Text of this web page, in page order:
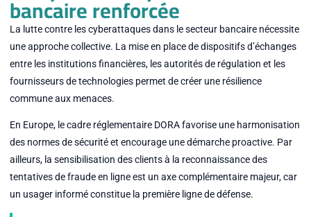
bancaire renforcée
La lutte contre les cyberattaques dans le secteur bancaire nécessite
une approche collective. La mise en place de dispositifs d’échanges
entre les institutions financières, les autorités de régulation et les
fournisseurs de technologies permet de créer une résilience
commune aux menaces.
En Europe, le cadre réglementaire DORA favorise une harmonisation
des normes de sécurité et encourage une démarche proactive. Par
ailleurs, la sensibilisation des clients à la reconnaissance des
tentatives de fraude en ligne est un axe complémentaire majeur, car
un usager informé constitue la première ligne de défense.